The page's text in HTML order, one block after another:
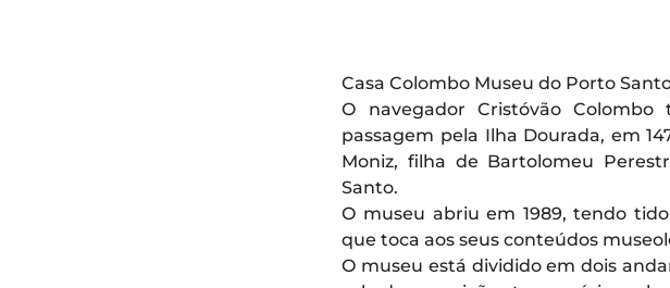
Casa Colombo Museu do Porto
O navegador Cristóvão
passagem pela Ilha Dourada, em
Moniz, filha de Bartolomeu
Santo.
O museu abriu em 1989, tendo
que toca aos seus conteúdos
O museu está dividido em dois